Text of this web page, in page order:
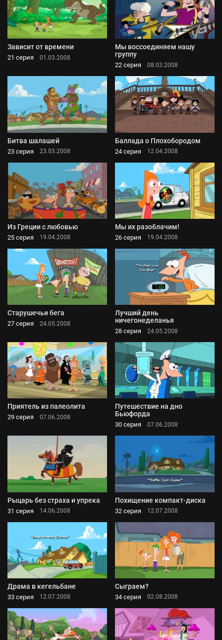
Зависит от времени
21 серия 01.03.2008
Мы воссоединяем нашу
группу
22 серия 08.03.2008
Битва шалашей
23 серия 23.03.2008
Баллада о Плохобородом
24 серия 12.04.2008
Из Греции с любовью
25 серия 19.04.2008
Мы их разоблачим!
26 серия 19.04.2008
Старушечьи бега
27 серия 24.05.2008
Лучший день
ничегонеделанья
28 серия 24.05.2008
Приятель из палеолита
29 серия 07.06.2008
Путешествие на дно
Бьюфорда
30 серия 07.06.2008
Рыцарь без страха и упрека
31 серия 14.06.2008
Похищение компакт-диска
32 серия 12.07.2008
Драма в кегельбане
33 серия 12.07.2008
Сыграем?
34 серия 02.08.2008